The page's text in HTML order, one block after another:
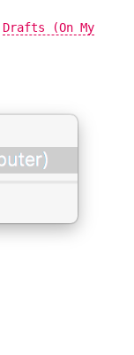
Drafts (On My